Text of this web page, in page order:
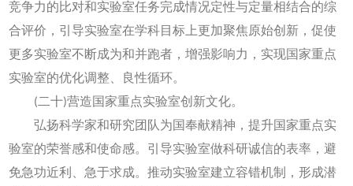
竞争力的比对和实验室任务完成情况定性与定量相结合的综
合评价，引导实验室在学科目标上更加聚焦原始创新，促使
更多实验室不断成为和并跑者，增强影响力，实现国家重点
实验室的优化调整、良性循环。
(二十)营造国家重点实验室创新文化。
弘扬科学家和研究团队为国奉献精神，提升国家重点实
验室的荣誉感和使命感。引导实验室做科研诚信的表率，避
免急功近利、急于求成。推动实验室建立容错机制，形成潜